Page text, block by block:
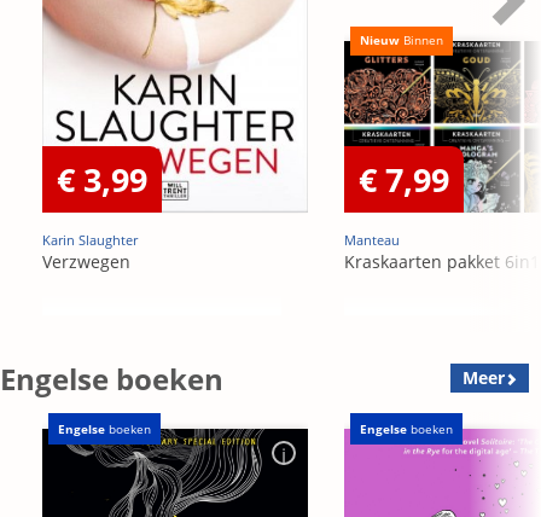
€ 3,99
Karin Slaughter
Verzwegen
Nieuw Binnen
€ 7,99
Manteau
Kraskaarten pakket 6in1
Engelse boeken Meer
Engelse boeken Engelse boeken